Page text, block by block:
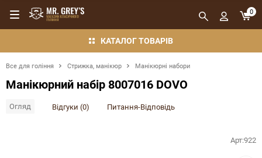
КАТАЛОГ ТОВАРІВ
0
Все для гоління Стрижка, манікюр Манікюрні набори
Манікюрний набір 8007016 DOVO
Огляд Відгуки (0) Питання-Відповідь
Арт:922